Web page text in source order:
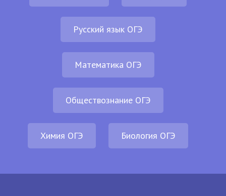
Русский язык ОГЭ
Математика ОГЭ
Обществознание ОГЭ
Химия ОГЭ Биология ОГЭ